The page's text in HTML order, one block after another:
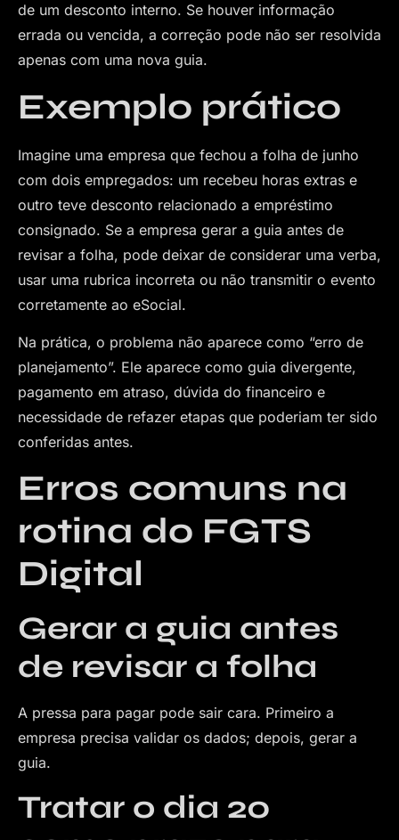
de um desconto interno. Se houver informação
errada ou vencida, a correção pode não ser resolvida
apenas com uma nova guia.
Exemplo prático
Imagine uma empresa que fechou a folha de junho
com dois empregados: um recebeu horas extras e
outro teve desconto relacionado a empréstimo
consignado. Se a empresa gerar a guia antes de
revisar a folha, pode deixar de considerar uma verba,
usar uma rubrica incorreta ou não transmitir o evento
corretamente ao eSocial.
Na prática, o problema não aparece como “erro de
planejamento”. Ele aparece como guia divergente,
pagamento em atraso, dúvida do financeiro e
necessidade de refazer etapas que poderiam ter sido
conferidas antes.
Erros comuns na
rotina do FGTS
Digital
Gerar a guia antes
de revisar a folha
A pressa para pagar pode sair cara. Primeiro a
empresa precisa validar os dados; depois, gerar a
guia.
Tratar o dia 20